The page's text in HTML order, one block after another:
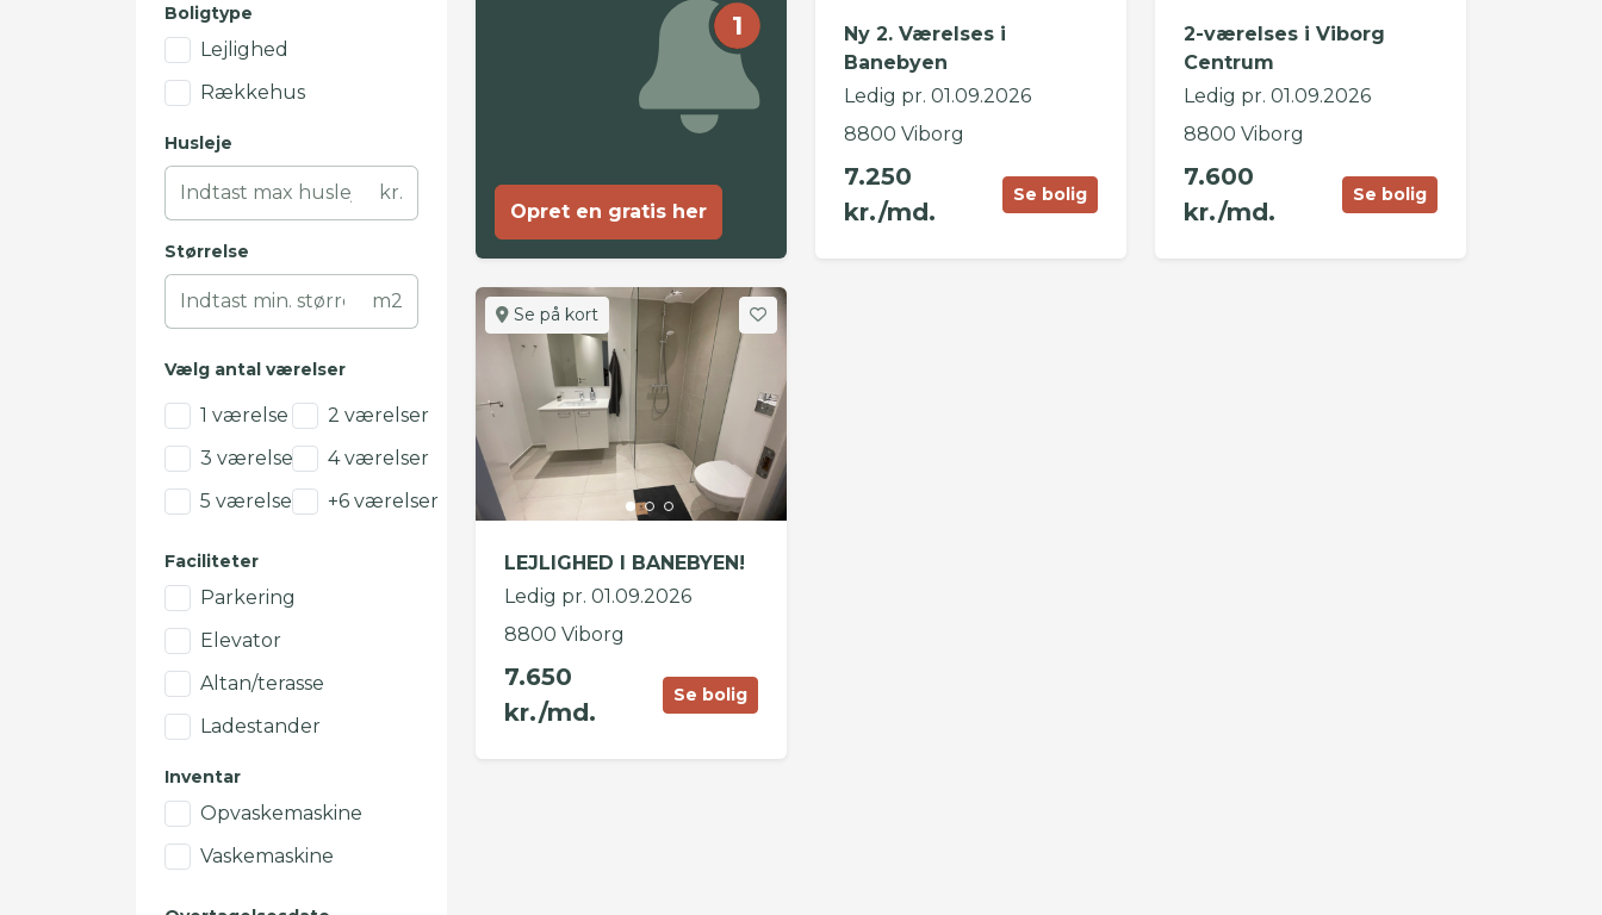
Boligtype
Lejlighed
Rækkehus
Husleje
kr.
Størrelse
m2
Vælg antal værelser
1 værelse
2 værelser
3 værelser
4 værelser
5 værelser
+6 værelser
Faciliteter
Parkering
Elevator
Altan/terasse
Ladestander
Inventar
Opvaskemaskine
Vaskemaskine
1
Opret en gratis her
Ny 2. Værelses i
Banebyen
Ledig pr. 01.09.2026
8800 Viborg
7.250
kr./md.
Se bolig
2-værelses i Viborg
Centrum
Ledig pr. 01.09.2026
8800 Viborg
7.600
kr./md.
Se bolig
Se på kort
LEJLIGHED I BANEBYEN!
Ledig pr. 01.09.2026
8800 Viborg
7.650
kr./md.
Se bolig